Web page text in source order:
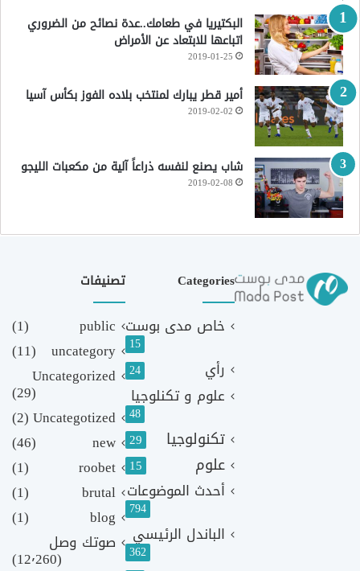
البكتيريا في طعامك..عدة نصائح من الضروري
اتباعها للابتعاد عن الأمراض
2019-01-25
أمير قطر يبارك لمنتخب بلاده الفوز بكأس آسيا
2019-02-02
شاب يصنع لنفسه ذراعاً آلية من مكعبات الليجو
2019-02-08
Categories
خاص مدى بوست
15
رأي 24
علوم و تكنلوجيا
48
تكنولوجيا 29
علوم 15
أحدث الموضوعات
794
الباندل الرئيسي
362
تصنيفات
public
(1)
uncategory
(11)
Uncategorized
(29)
Uncategotized
(2)
new
(46)
roobet
(1)
brutal
(1)
blog
(1)
صوتك وصل
(12٬260)